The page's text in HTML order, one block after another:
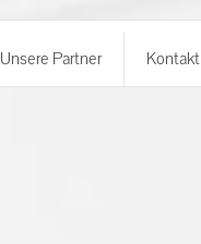
Unsere Partner Kontakt